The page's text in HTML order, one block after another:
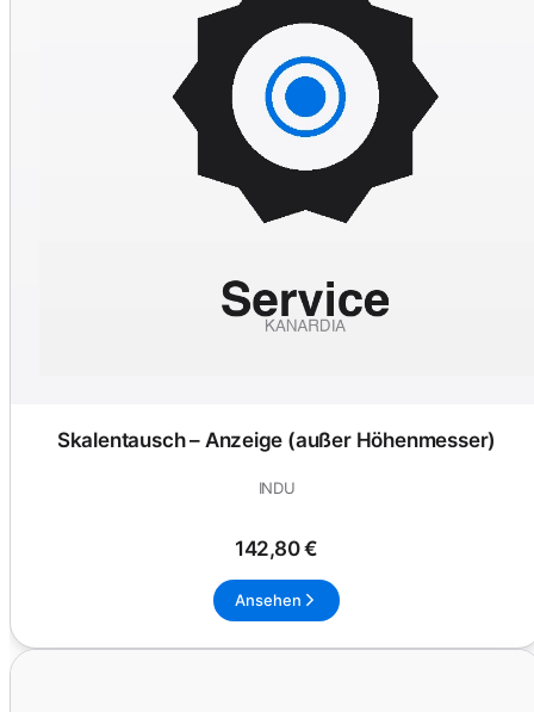
Skalentausch – Anzeige (außer Höhenmesser)
INDU
142,80 €
Ansehen